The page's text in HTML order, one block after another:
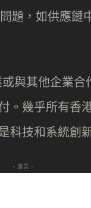
題，如供應鏈
與其他企業
。幾乎所有香
科技和系統創
- 廣告 -